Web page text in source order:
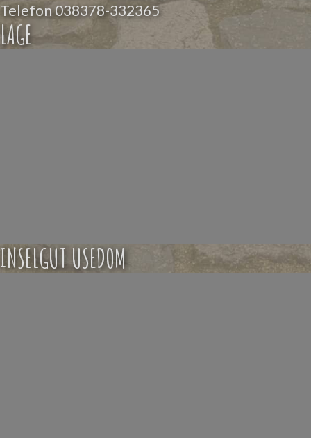
Telefon038378-332365
LAGE
INSELGUT USEDOM